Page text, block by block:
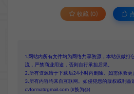
收藏 (0)
1.网站内所有文件均为网络共享资源，本站仅做打
流，严禁商业用途，否则自行承担后果。
2.所有资源请于下载后24小时内删除。如需体验更
3.所有内容均来自互联网。如侵犯您的版权或利益
cvformat#gmail.com (#换为@)